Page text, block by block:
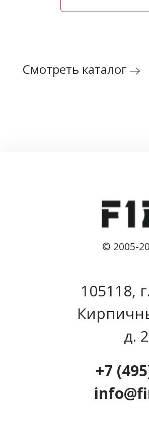
Смотреть каталог
© 2005-
105118,
д.
+7